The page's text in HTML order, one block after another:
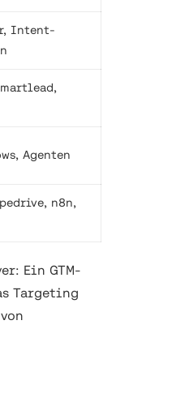
Intent-
Agenten
n8n,
Ein GTM-
Targeting